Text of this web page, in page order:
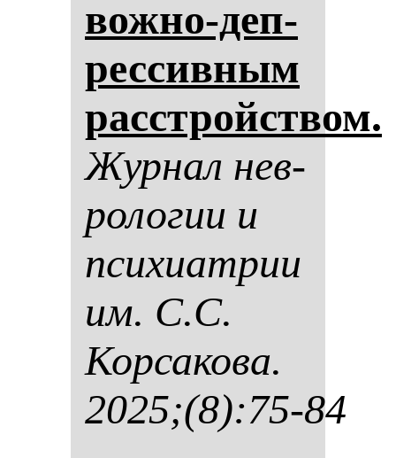
вож­но-деп­
рес­сив­ным
расстройством.
Жур­нал нев­
ро­ло­гии и
пси­хи­ат­рии
им. С.С.
Кор­са­ко­ва.
2025;(8):75-84